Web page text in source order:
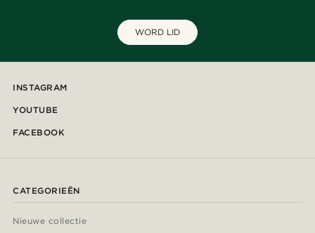
WORD LID
INSTAGRAM
YOUTUBE
FACEBOOK
CATEGORIEËN
Nieuwe collectie